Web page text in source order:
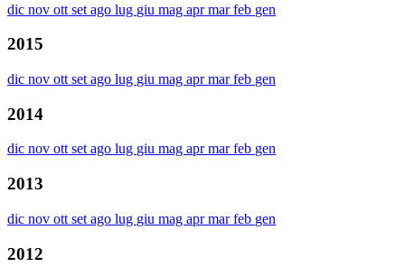
dic nov ott set ago lug giu mag aprmarfeb gen
2015
dic nov ott set ago lug giu mag aprmarfeb gen
2014
dic nov ottsetago lug giu mag aprmarfeb gen
2013
dic nov ott set ago lug giu mag aprmarfeb gen
2012